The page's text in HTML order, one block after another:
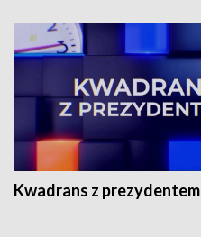
Kwadrans z prezydentem